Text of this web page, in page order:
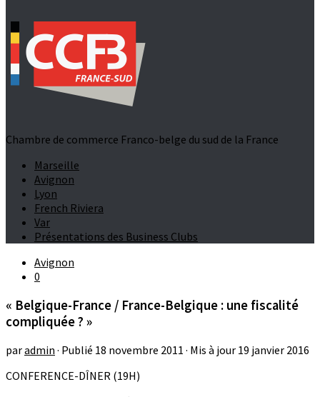
Chambre de commerce Franco-belge du sud de la France
Marseille
Avignon
Lyon
French Riviera
Var
Présentations des Business Clubs
Avignon
0
« Belgique-France / France-Belgique : une fiscalité
compliquée ? »
paradmin · Publié 18 novembre 2011 · Mis à jour 19 janvier 2016
CONFERENCE-DÎNER (19H)